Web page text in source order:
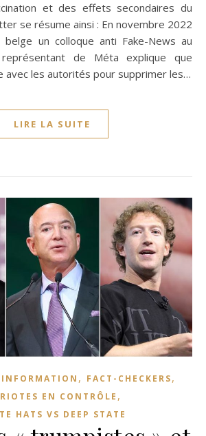
et des effets secondaires du
se résume ainsi : En novembre 2022
un colloque anti Fake-News au
de Méta explique que
avec les autorités pour supprimer les…
LIRE LA SUITE
, FACT-CHECKERS,
EN CONTRÔLE ,
HATS VS DEEP STATE